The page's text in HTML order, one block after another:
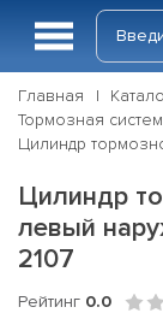
Главная
Тормозная
Цилиндр
Цилиндр
левый
2107
Рейтинг 0.0